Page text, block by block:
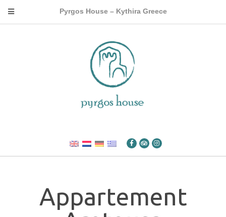
Pyrgos House – Kythira Greece
Appartement